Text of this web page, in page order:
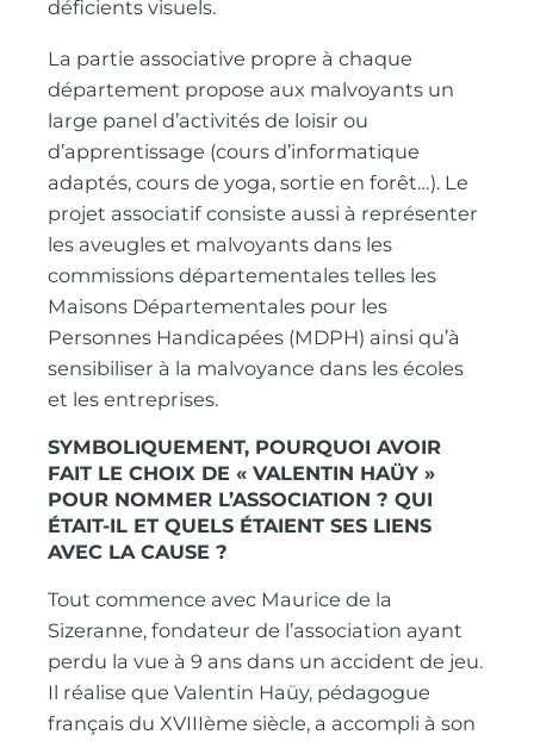
déficients visuels.
La partie associative propre à chaque
département propose aux malvoyants un
large panel d’activités de loisir ou
d’apprentissage (cours d’informatique
adaptés, cours de yoga, sortie en forêt…). Le
projet associatif consiste aussi à représenter
les aveugles et malvoyants dans les
commissions départementales telles les
Maisons Départementales pour les
Personnes Handicapées (MDPH) ainsi qu’à
sensibiliser à la malvoyance dans les écoles
et les entreprises.
SYMBOLIQUEMENT, POURQUOI AVOIR
FAIT LE CHOIX DE « VALENTIN HAÜY »
POUR NOMMER L’ASSOCIATION ? QUI
ÉTAIT-IL ET QUELS ÉTAIENT SES LIENS
AVEC LA CAUSE ?
Tout commence avec Maurice de la
Sizeranne, fondateur de l’association ayant
perdu la vue à 9 ans dans un accident de jeu.
Il réalise que Valentin Haüy, pédagogue
français du XVIIIème siècle, a accompli à son